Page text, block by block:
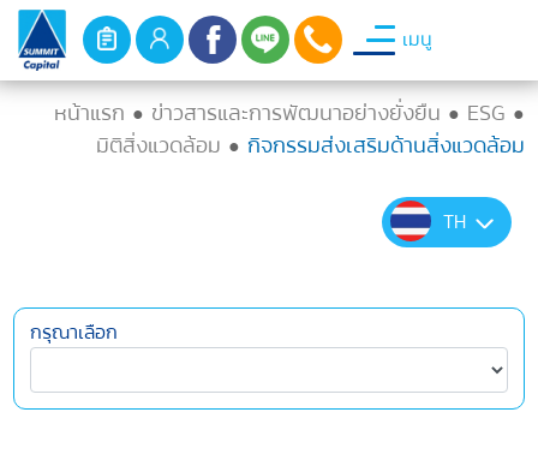
เมนู
หน้าแรก ● ข่าวสารและการพัฒนาอย่างยั่งยืน ● ESG ●
มิติสิ่งแวดล้อม ● กิจกรรมส่งเสริมด้านสิ่งแวดล้อม
TH
กรุณาเลือก